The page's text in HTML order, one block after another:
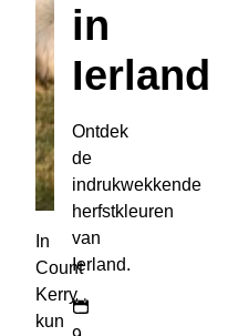
In
Count
Kerry
kun
in
Ierland
Ontdek
de
indrukwekkende
herfstkleuren
van
Ierland.